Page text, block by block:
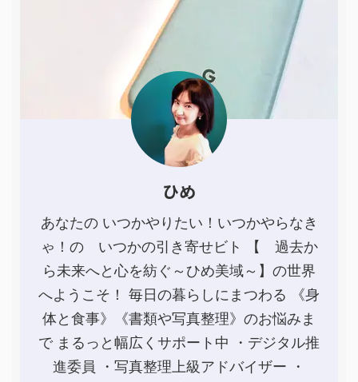
ひめ
あなたの いつかやりたい！いつかやらなき
ゃ！の いつかの引き寄せビト 【 過去か
ら未来へと心を紡ぐ～ひめ美域～】の世界
へようこそ！ 毎日の暮らしにまつわる 《身
体と食事》《書類や写真整理》のお悩みま
で まるっと幅広くサポート中 ・デジタル推
進委員 ・写真整理上級アドバイザー ・